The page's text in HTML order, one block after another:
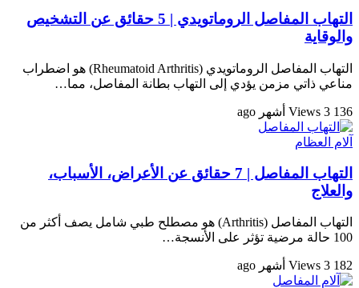
التهاب المفاصل الروماتويدي | 5 حقائق عن التشخيص
والوقاية
التهاب المفاصل الروماتويدي (Rheumatoid Arthritis) هو اضطراب
مناعي ذاتي مزمن يؤدي إلى التهاب بطانة المفاصل، مما…
136 Views 3 أشهر ago
آلام العظام
التهاب المفاصل | 7 حقائق عن الأعراض، الأسباب،
والعلاج
التهاب المفاصل (Arthritis) هو مصطلح طبي شامل يصف أكثر من
100 حالة مرضية تؤثر على الأنسجة…
182 Views 3 أشهر ago